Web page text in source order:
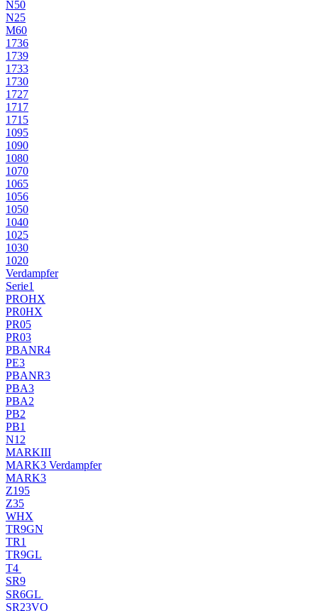
N50
N25
M60
1736
1739
1733
1730
1727
1717
1715
1095
1090
1080
1070
1065
1056
1050
1040
1025
1030
1020
Verdampfer
Serie1
PROHX
PR0HX
PR05
PR03
PBANR4
PE3
PBANR3
PBA3
PBA2
PB2
PB1
N12
MARKIII
MARK3 Verdampfer
MARK3
Z195
Z35
WHX
TR9GN
TR1
TR9GL
T4
SR9
SR6GL
SR23VO